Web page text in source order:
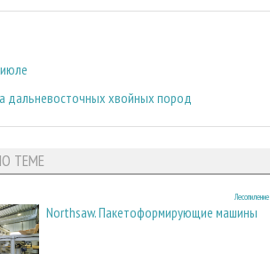
дальневосточных хвойных пород
ТЕМЕ
Лесопиление
Northsaw. Пакетоформирующие машины